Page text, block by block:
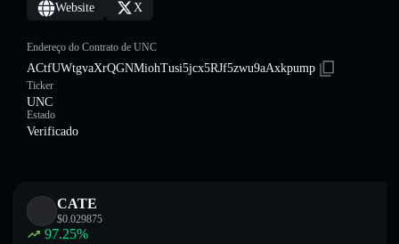
Website X
Endereço do Contrato de UNC
ACtfUWtgvaXrQGNMiohTusi5jcx5RJf5zwu9aAxkpump
Ticker
UNC
Estado
Verificado
CATE
$0.029875
97.25%